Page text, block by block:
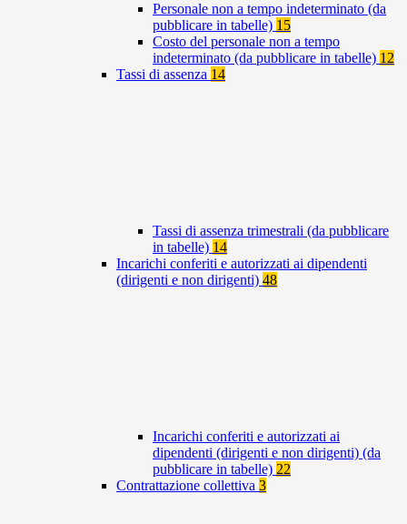
Personale non a tempo indeterminato (da
pubblicare in tabelle) 15
Costo del personale non a tempo
indeterminato (da pubblicare in tabelle) 12
Tassi di assenza 14
Tassi di assenza trimestrali (da pubblicare
in tabelle) 14
Incarichi conferiti e autorizzati ai dipendenti
(dirigenti e non dirigenti) 48
Incarichi conferiti e autorizzati ai
dipendenti (dirigenti e non dirigenti) (da
pubblicare in tabelle) 22
Contrattazione collettiva 3